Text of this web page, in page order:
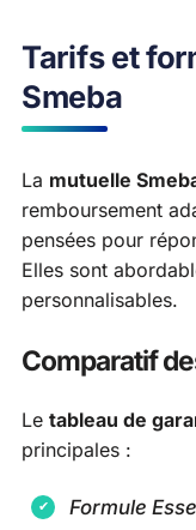
Tarifs et
Smeba
La mutuelle
remboursement
pensées pour
Elles sont
personnalisables.
Comparatif
Le tableau de
principales :
Formule